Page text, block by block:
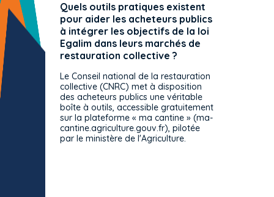
Quels outils pratiques existent
pour aider les acheteurs publics
à intégrer les objectifs de la loi
Egalim dans leurs marchés de
restauration collective ?
Le Conseil national de la restauration
collective (CNRC) met à disposition
des acheteurs publics une véritable
boîte à outils, accessible gratuitement
sur la plateforme « ma cantine » (ma-
cantine.agriculture.gouv.fr), pilotée
par le ministère de l'Agriculture.